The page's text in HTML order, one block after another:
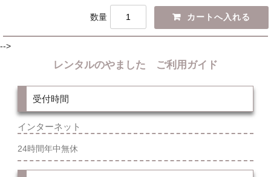
数量
-->
レンタルのやました ご利用ガイド
受付時間
インターネット
24時間年中無休